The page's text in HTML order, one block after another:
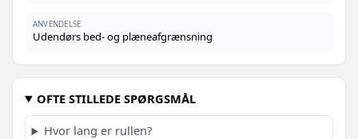
ANVENDELSE
Udendørs bed- og plæneafgrænsning
OFTE STILLEDE SPØRGSMÅL
Hvor lang er rullen?